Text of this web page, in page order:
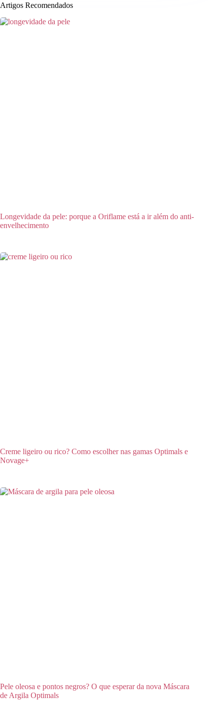
Artigos Recomendados
Longevidade da pele: porque a Oriflame está a ir além do anti-
envelhecimento
Creme ligeiro ou rico? Como escolher nas gamas Optimals e
Novage+
Pele oleosa e pontos negros? O que esperar da nova Máscara
de Argila Optimals